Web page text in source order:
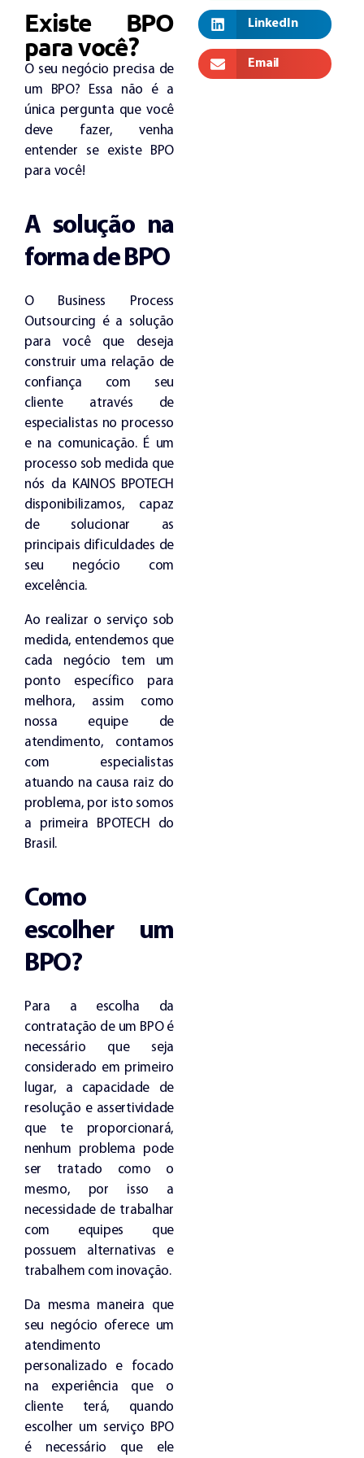
Existe BPO
para você?
O seu negócio precisa de
um BPO? Essa não é a
única pergunta que você
deve fazer, venha
entender se existe BPO
para você!
A solução na
forma de BPO
O Business Process
Outsourcing é a solução
para você que deseja
construir uma relação de
confiança com seu
cliente através de
especialistas no processo
e na comunicação. É um
processo sob medida que
nós da KAINOS BPOTECH
disponibilizamos, capaz
de solucionar as
principais dificuldades de
seu negócio com
excelência.
Ao realizar o serviço sob
medida, entendemos que
cada negócio tem um
ponto específico para
melhora, assim como
nossa equipe de
atendimento, contamos
com especialistas
atuando na causa raiz do
problema, por isto somos
a primeira BPOTECH do
Brasil.
Como
escolher um
BPO?
Para a escolha da
contratação de um BPO é
necessário que seja
considerado em primeiro
lugar, a capacidade de
resolução e assertividade
que te proporcionará,
nenhum problema pode
ser tratado como o
mesmo, por isso a
necessidade de trabalhar
com equipes que
possuem alternativas e
trabalhem com inovação.
Da mesma maneira que
seu negócio oferece um
atendimento
personalizado e focado
na experiência que o
cliente terá, quando
escolher um serviço BPO
é necessário que ele
LinkedIn
Email